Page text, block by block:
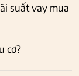
suất vay mua
cơ?